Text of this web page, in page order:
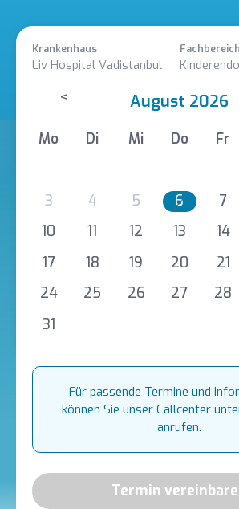
Krankenhaus
Liv Hospital Vadistanbul
Fachbereich
< August 2026
Mo Di Mi Do Fr
3
4 5 6 7
10
11 12 13 14
17
18 19 20 21
24
25 26 27 28
31
Für passende Termine und
können Sie unser Callcenter
anrufen.
Termin